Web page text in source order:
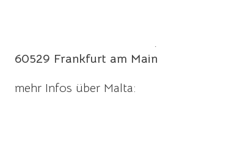
60529 Frankfurt am Main
mehr Infos über Malta: